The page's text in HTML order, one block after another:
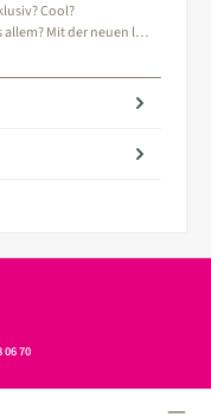
Cool?
allem? Mit der neuen l…
06 70